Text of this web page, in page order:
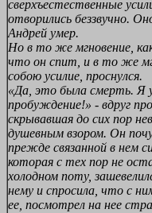
сверхъестественные
отворились беззвучно.
Андрей умер.
Но в то же мгновение,
что он спит, и в то же
собою усилие, проснулся.
«Да, это была смерть. Я
пробуждение!» - вдруг
скрывавшая до сих пор
душевным взором. Он
прежде связанной в нем
которая с тех пор не
холодном поту,
нему и спросила, что с
ее, посмотрел на нее